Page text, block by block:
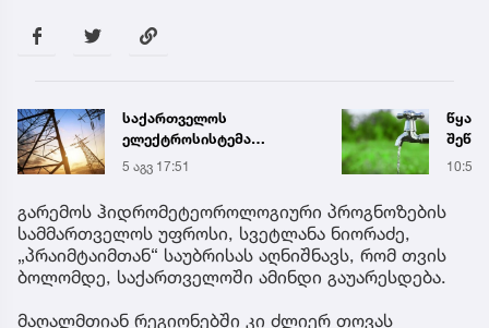
საქართველოს
ელექტროსისტემა
სპეციალურ განცხადებას
ავრცელებს
5 აგვ 17:51 10:58
გარემოს ჰიდრომეტეოროლოგიური პროგნოზების
სამმართველოს უფროსი, სვეტლანა ნიორაძე,
„პრაიმტაიმთან“ საუბრისას აღნიშნავს, რომ თვის
ბოლომდე, საქართველოში ამინდი გაუარესდება.
მაღალმთიან რეგიონებში კი ძლიერ თოვას